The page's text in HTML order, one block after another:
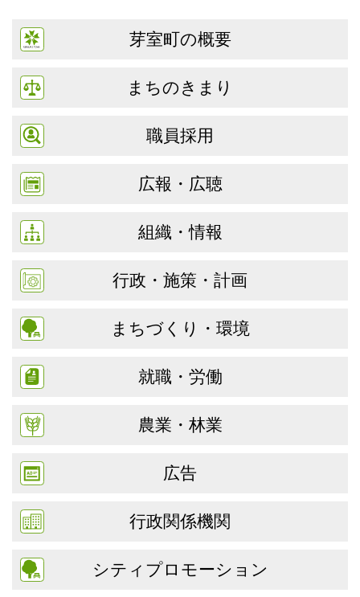
芽室町の概要
まちのきまり
職員採用
広報・広聴
組織・情報
行政・施策・計画
まちづくり・環境
就職・労働
農業・林業
広告
行政関係機関
シティプロモーション